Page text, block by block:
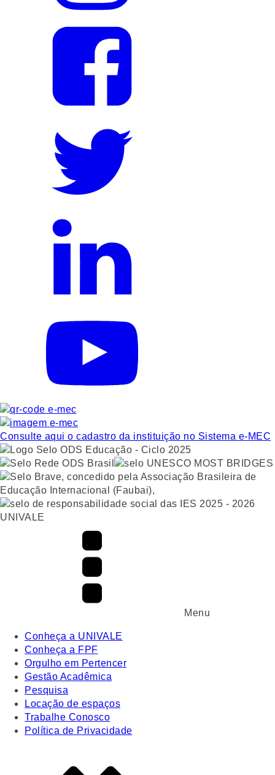
Consulte aqui o cadastro da instituição no Sistema e-MEC
UNIVALE
Menu
Conheça a UNIVALE
Conheça a FPF
Orgulho em Pertencer
Gestão Acadêmica
Pesquisa
Locação de espaços
Trabalhe Conosco
Política de Privacidade